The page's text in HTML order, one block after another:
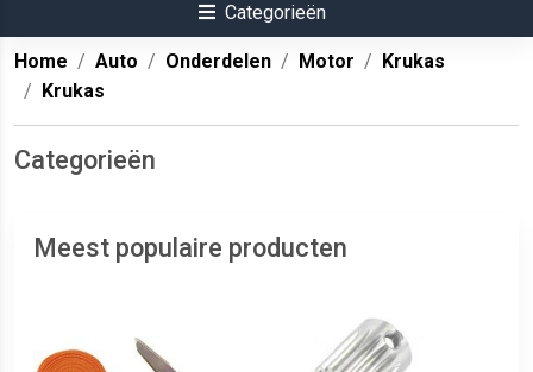
Categorieën
Home Auto Onderdelen Motor
Krukas
Krukas
Categorieën
Meest populaire producten